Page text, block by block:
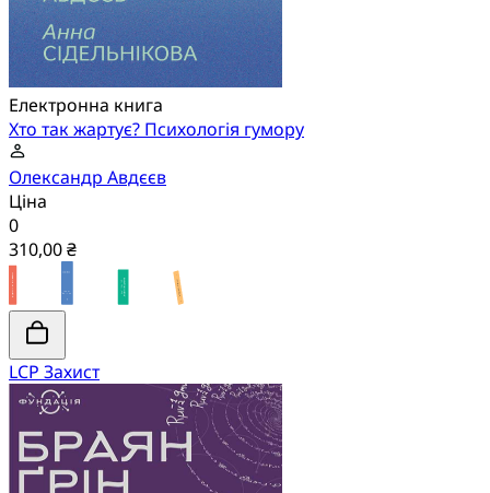
Електронна книга
Хто так жартує? Психологія гумору
Олександр Авдєєв
Ціна
0
310,00 ₴
LCP Захист